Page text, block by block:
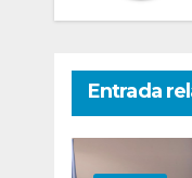
Entrada